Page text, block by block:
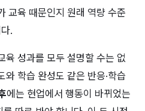
교육 때문인지 원래 역량 수준
.
육 성과를 모두 설명할 수는 없
와 학습 완성도 같은 반응·학습
에는 현업에서 행동이 바뀌었는